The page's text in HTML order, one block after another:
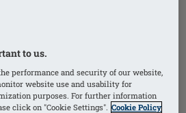
MIN PLATS
to us.
performance and security of our website,
website use and usability for
purposes. For further information
click on "Cookie Settings". Cookie Policy